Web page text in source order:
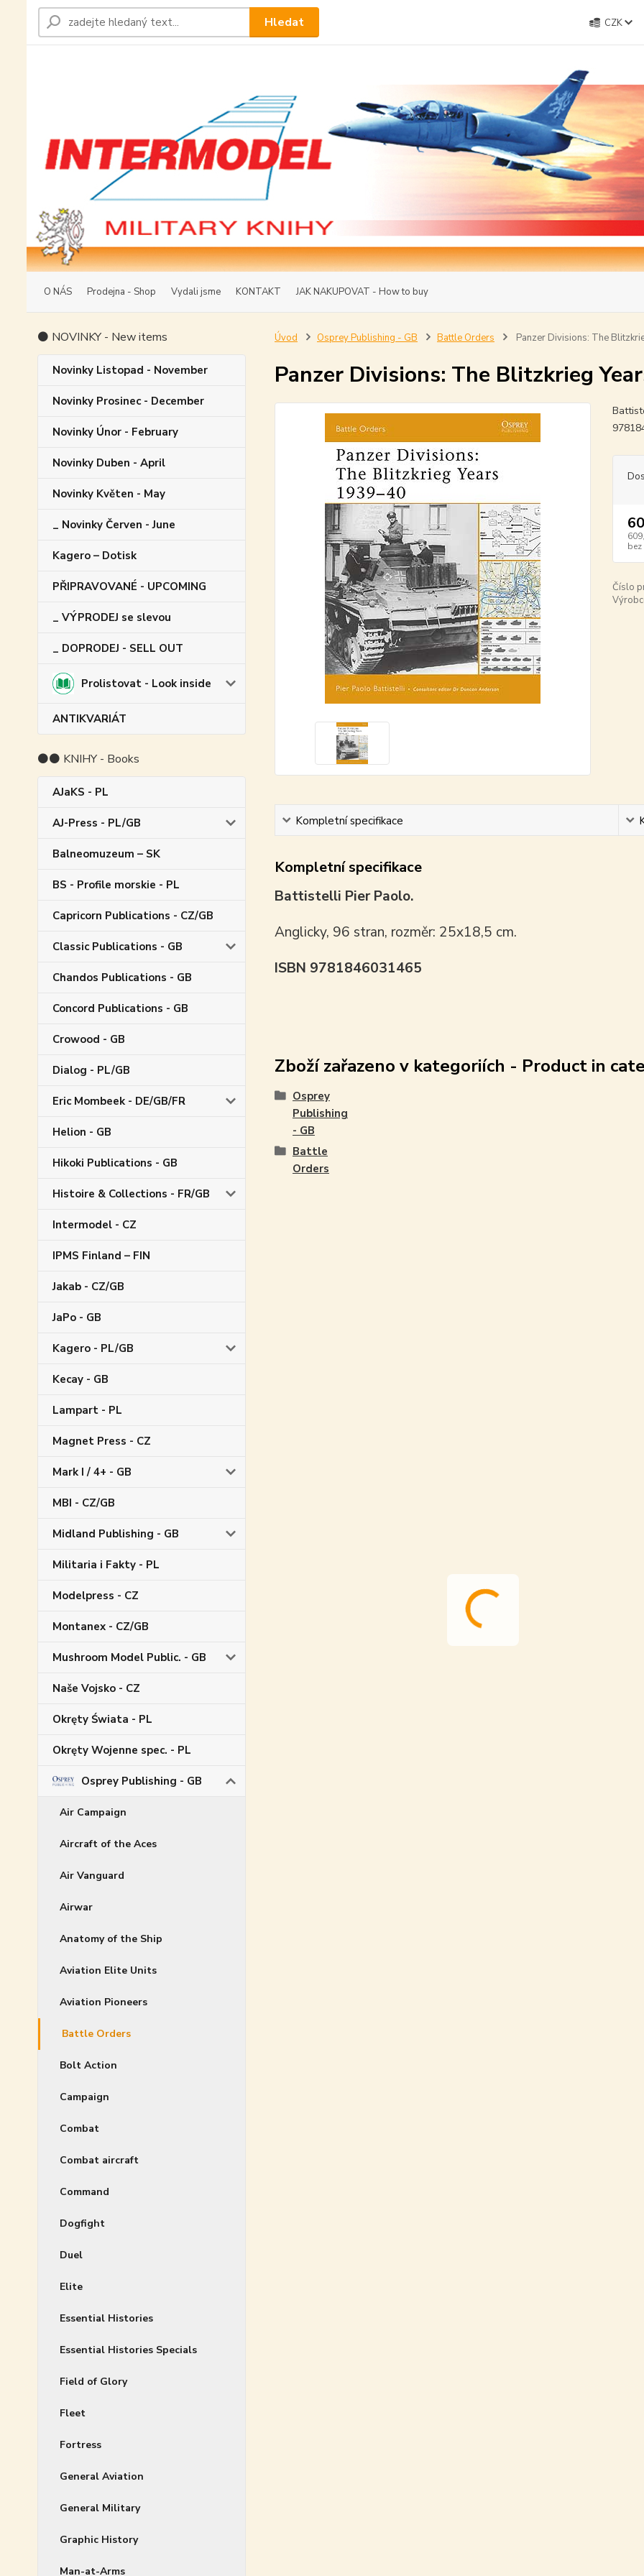
O NÁS Prodejna - Shop Vydali jsme KONTAKT JAK NAKUPOVAT - How to buy
CZK
Hledat
⚫ NOVINKY - New items
Novinky Listopad - November
Novinky Prosinec - December
Novinky Únor - February
Novinky Duben - April
Novinky Květen - May
_ Novinky Červen - June
Kagero – Dotisk
PŘIPRAVOVANÉ - UPCOMING
_ VÝPRODEJ se slevou
_ DOPRODEJ - SELL OUT
Prolistovat - Look inside
ANTIKVARIÁT
⚫⚫ KNIHY - Books
AJaKS - PL
AJ-Press - PL/GB
Balneomuzeum – SK
BS - Profile morskie - PL
Capricorn Publications - CZ/GB
Classic Publications - GB
Chandos Publications - GB
Concord Publications - GB
Crowood - GB
Dialog - PL/GB
Eric Mombeek - DE/GB/FR
Helion - GB
Hikoki Publications - GB
Histoire & Collections - FR/GB
Intermodel - CZ
IPMS Finland – FIN
Jakab - CZ/GB
JaPo - GB
Kagero - PL/GB
Kecay - GB
Lampart - PL
Magnet Press - CZ
Mark I / 4+ - GB
MBI - CZ/GB
Midland Publishing - GB
Militaria i Fakty - PL
Modelpress - CZ
Montanex - CZ/GB
Mushroom Model Public. - GB
Naše Vojsko - CZ
Okręty Świata - PL
Okręty Wojenne spec. - PL
Osprey Publishing - GB
Air Campaign
Aircraft of the Aces
Air Vanguard
Airwar
Anatomy of the Ship
Aviation Elite Units
Aviation Pioneers
Battle Orders
Bolt Action
Campaign
Combat
Combat aircraft
Command
Dogfight
Duel
Elite
Essential Histories
Essential Histories Specials
Field of Glory
Fleet
Fortress
General Aviation
General Military
Graphic History
Man-at-Arms
Úvod Osprey Publishing - GB Battle Orders Panzer Divisions: The
Panzer Divisions: The Blitzkrieg
bez
Číslo
Kompletní specifikace
Kompletní specifikace
Battistelli Pier Paolo.
Anglicky, 96 stran, rozměr: 25x18,5 cm.
ISBN 9781846031465
Zboží zařazeno v kategoriích - Product in
Osprey
Publishing
- GB
Battle
Orders